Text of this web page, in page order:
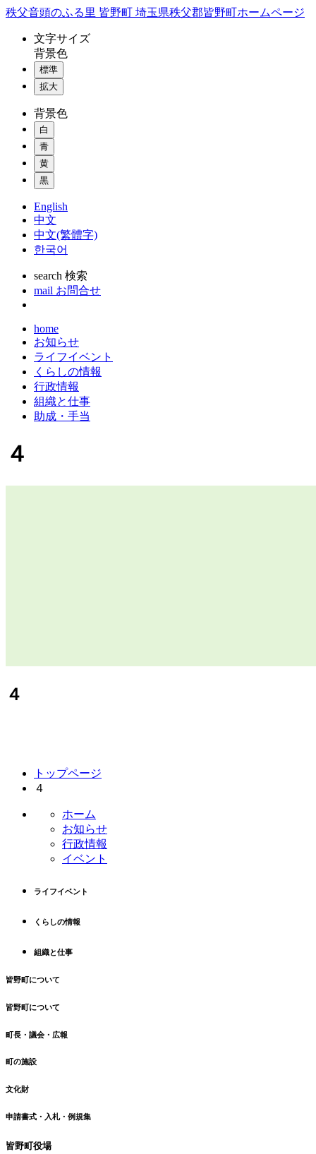
コ
秩父音頭のふる里 皆野町 埼玉県秩父郡皆野町ホームページ
文字サイズ
背景色
標準
拡大
背景色
白
青
黄
黒
English
中文
中文(繁體字)
한국어
search 検索
mail お問合せ
home
お知らせ
ライフイベント
くらしの情報
行政情報
組織と仕事
助成・手当
４
４
トップページ
４
ホーム
お知らせ
行政情報
イベント
ライフイベント
くらしの情報
組織と仕事
皆野町について
皆野町について
町長・議会・広報
町の施設
文化財
申請書式・入札・例規集
皆野町役場